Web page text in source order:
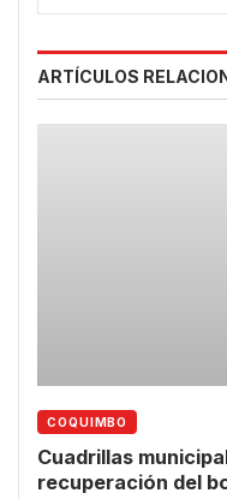
ARTÍCULOS
COQUIMBO
Cuadrillas
recuperación del